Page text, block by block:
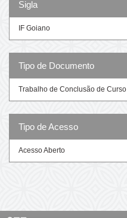
Sigla
IF Goiano
Tipo de Documento
Trabalho de Conclusão de Curso
Tipo de Acesso
Acesso Aberto